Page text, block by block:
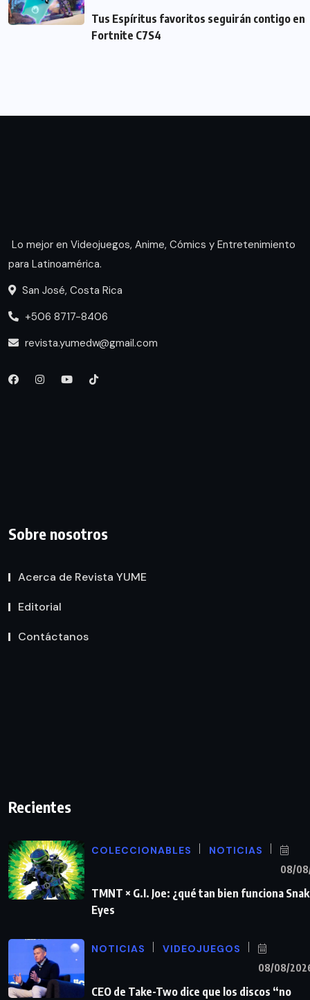
Tus Espíritus favoritos seguirán contigo en
Fortnite C7S4
Lo mejor en Videojuegos, Anime, Cómics y Entretenimiento
para Latinoamérica.
San José, Costa Rica
+506 8717-8406
revista.yumedw@gmail.com
Sobre nosotros
Acerca de Revista YUME
Editorial
Contáctanos
Recientes
COLECCIONABLES NOTICIAS
08/
TMNT × G.I. Joe: ¿qué tan bien funciona
Eyes
NOTICIAS VIDEOJUEGOS
08/08/
CEO de Take-Two dice que los discos “no